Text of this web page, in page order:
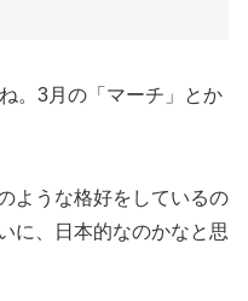
。3月の「マーチ」とか
ような格好をしているの
に、日本的なのかなと思